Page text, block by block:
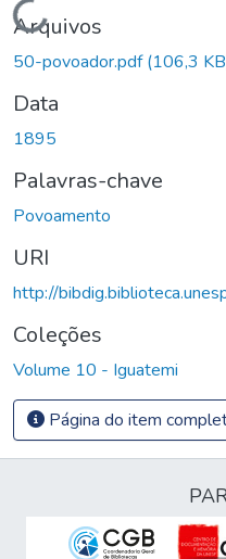
Carregando...
Arquivos
50-povoador.pdf(106,3
Data
1895
Palavras-chave
Povoamento
URI
http://
Coleções
Volume 10 - Iguatemi
Página do item